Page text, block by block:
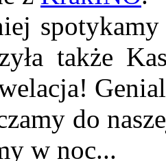
także
do
w noc...